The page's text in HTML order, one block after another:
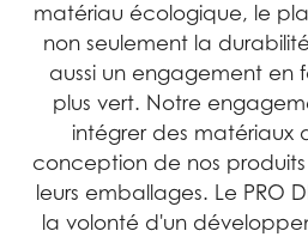
matériau écologique, le
non seulement la
aussi un engagement en
plus vert. Notre
intégrer des matériaux
conception de nos
leurs emballages. Le PRO
la volonté d'un